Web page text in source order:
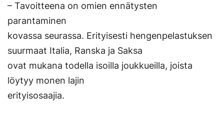
– Tavoitteena on omien ennätysten
parantaminen
kovassa seurassa. Erityisesti hengenpelastuksen
suurmaat Italia, Ranska ja Saksa
ovat mukana todella isoilla joukkueilla, joista
löytyy monen lajin
erityisosaajia.